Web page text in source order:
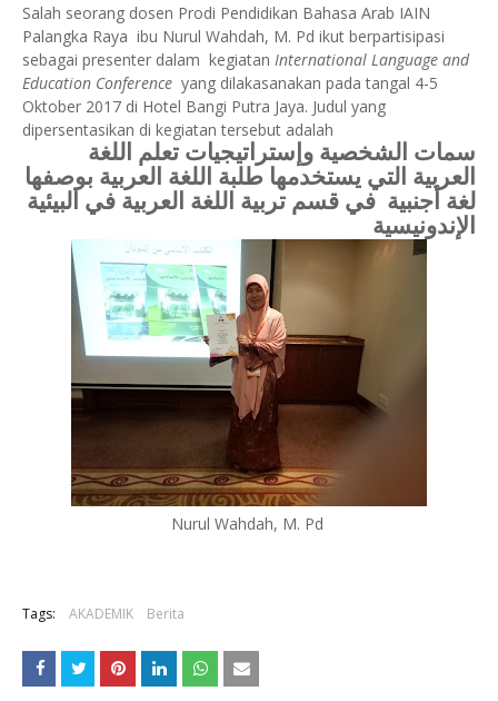
Salah seorang dosen Prodi Pendidikan Bahasa Arab IAIN
Palangka Raya ibu Nurul Wahdah, M. Pd ikut berpartisipasi
sebagai presenter dalam kegiatan International Language and
Education Conference yang dilakasanakan pada tangal 4-5
Oktober 2017 di Hotel Bangi Putra Jaya. Judul yang
dipersentasikan di kegiatan tersebut adalah
سمات الشخصية وإستراتيجيات تعلم اللغة
العربية التي يستخدمها طلبة اللغة العربية بوصفها
لغة أجنبية في قسم تربية اللغة العربية في البيئية
الإندونيسية
Nurul Wahdah, M. Pd
Tags: AKADEMIK Berita